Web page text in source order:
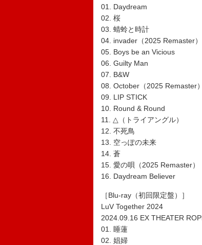
01. Daydream
02. 桜
03. 蜻蛉と時計
04. invader（2025 Remaster）
05. Boys be an Vicious
06. Guilty Man
07. B&W
08. October（2025 Remaster）
09. LIP STICK
10. Round & Round
11. △（トライアングル）
12. 不死鳥
13. 空っぽの未来
14. 蒼
15. 愛の唄（2025 Remaster）
16. Daydream Believer
［Blu-ray（初回限定盤）］
LuV Together 2024
2024.09.16 EX THEATER
01. 睡蓮
02. 娼婦